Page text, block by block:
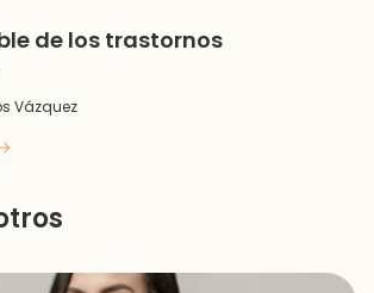
de los trastornos
Vázquez